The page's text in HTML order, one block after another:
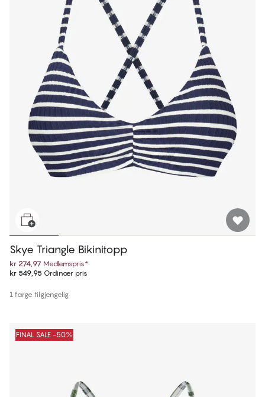
Skye Triangle Bikinitopp
kr 274,97 Medlemspris*
kr 549,95 Ordinær pris
1 farge tilgjengelig
FINAL SALE -50%